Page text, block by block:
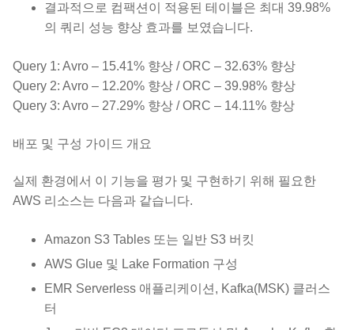
결과적으로 컴팩션이 적용된 테이블은 최대 39.98%
의 쿼리 성능 향상 효과를 보였습니다.
Query 1: Avro – 15.41% 향상 / ORC – 32.63% 향상
Query 2: Avro – 12.20% 향상 / ORC – 39.98% 향상
Query 3: Avro – 27.29% 향상 / ORC – 14.11% 향상
배포 및 구성 가이드 개요
실제 환경에서 이 기능을 평가 및 구현하기 위해 필요한
AWS 리소스는 다음과 같습니다.
Amazon S3 Tables 또는 일반 S3 버킷
AWS Glue 및 Lake Formation 구성
EMR Serverless 애플리케이션, Kafka(MSK) 클러스
터